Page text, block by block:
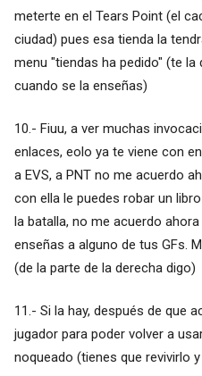
meterte en el Tears Point (el
ciudad) pues esa tienda la
menu "tiendas ha pedido" (te
cuando se la enseñas)
10.- Fiuu, a ver muchas
enlaces, eolo ya te viene con
a EVS, a PNT no me acuerdo
con ella le puedes robar un
la batalla, no me acuerdo
enseñas a alguno de tus GFs.
(de la parte de la derecha digo)
11.- Si la hay, después de que
jugador para poder volver a
noqueado (tienes que revivirlo